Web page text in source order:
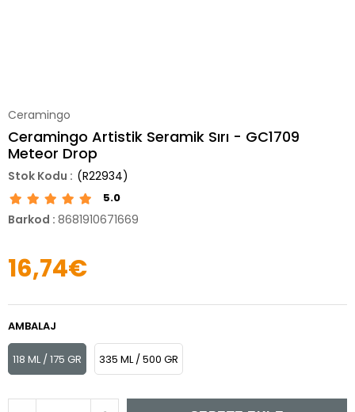
Ceramingo
Ceramingo Artistik Seramik Sırı - GC1709
Meteor Drop
(R22934)
5.0
Barkod : 8681910671669
16,74€
AMBALAJ
118 ML / 175 GR 335 ML / 500 GR